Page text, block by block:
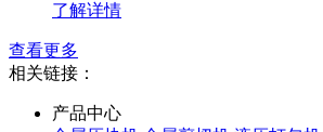
了解详情
查看更多
相关链接：
产品中心